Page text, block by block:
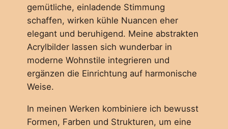
gemütliche, einladende Stimmung
schaffen, wirken kühle Nuancen eher
elegant und beruhigend. Meine abstrakten
Acrylbilder lassen sich wunderbar in
moderne Wohnstile integrieren und
ergänzen die Einrichtung auf harmonische
Weise.
In meinen Werken kombiniere ich bewusst
Formen, Farben und Strukturen, um eine